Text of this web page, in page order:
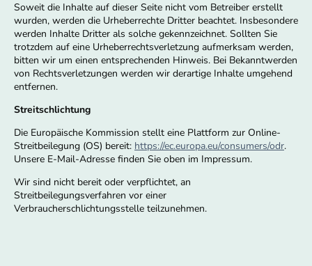
Soweit die Inhalte auf dieser Seite nicht vom Betreiber erstellt
wurden, werden die Urheberrechte Dritter beachtet. Insbesondere
werden Inhalte Dritter als solche gekennzeichnet. Sollten Sie
trotzdem auf eine Urheberrechtsverletzung aufmerksam werden,
bitten wir um einen entsprechenden Hinweis. Bei Bekanntwerden
von Rechtsverletzungen werden wir derartige Inhalte umgehend
entfernen.
Streitschlichtung
Die Europäische Kommission stellt eine Plattform zur Online-
Streitbeilegung (OS) bereit: https://ec.europa.eu/consumers/odr.
Unsere E-Mail-Adresse finden Sie oben im Impressum.
Wir sind nicht bereit oder verpflichtet, an
Streitbeilegungsverfahren vor einer
Verbraucherschlichtungsstelle teilzunehmen.